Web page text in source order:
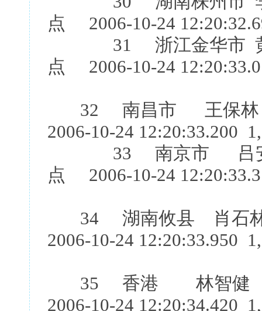
点 2006-10-24
31 浙江金华市
点 2006-10-24
32 南昌市 王
2006-10-24 12:20:33.200
33 南京市 吕
点 2006-10-24
34 湖南攸县 肖
2006-10-24 12:20:33.950
35 香港 林智
2006-10-24 12:20:34.420